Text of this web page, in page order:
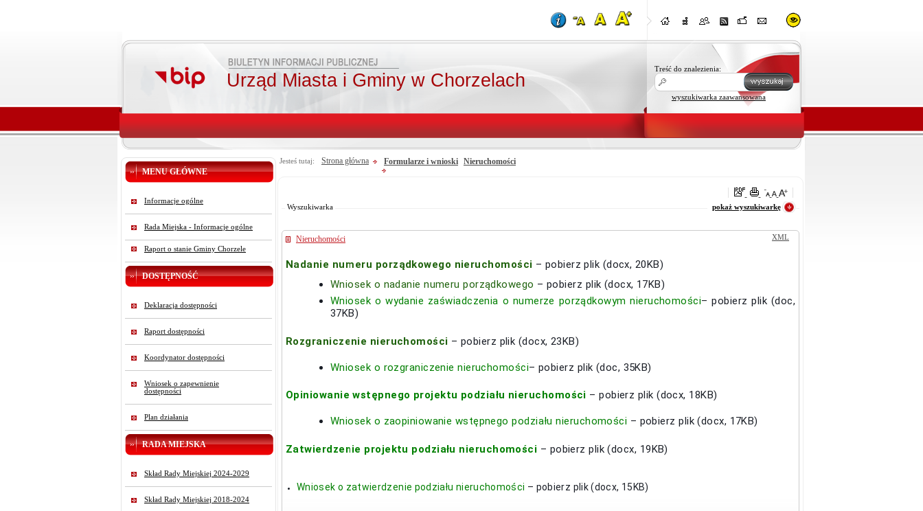
Urząd Miasta i Gminy w Chorzelach
Treść do znalezienia:
wyszukiwarka zaawansowana
MENU GŁÓWNE
Informacje ogólne
Rada Miejska - Informacje ogólne
Raport o stanie Gminy Chorzele
DOSTĘPNOŚĆ
Deklaracja dostępności
Raport dostępności
Koordynator dostępności
Wniosek o zapewnienie
dostępności
Plan działania
RADA MIEJSKA
Skład Rady Miejskiej 2024-2029
Skład Rady Miejskiej 2018-2024
Jesteś tutaj: Strona główna Formularze i wnioski Nieruchomości
Wyszukiwarka pokaż wyszukiwarkę
XML
Nieruchomości
Nadanie numeru porządkowego nieruchomości – pobierz plik (docx, 20KB)
Wniosek o nadanie numeru porządkowego – pobierz plik (docx, 17KB)
Wniosek o wydanie zaświadczenia o numerze porządkowym nieruchomości– pobierz plik (doc,
37KB)
Rozgraniczenie nieruchomości – pobierz plik (docx, 23KB)
Wniosek o rozgraniczenie nieruchomości– pobierz plik (doc, 35KB)
Opiniowanie wstępnego projektu podziału nieruchomości – pobierz plik (docx, 18KB)
Wniosek o zaopiniowanie wstępnego podziału nieruchomości – pobierz plik (docx, 17KB)
Zatwierdzenie projektu podziału nieruchomości – pobierz plik (docx, 19KB)
Wniosek o zatwierdzenie podziału nieruchomości – pobierz plik (docx, 15KB)